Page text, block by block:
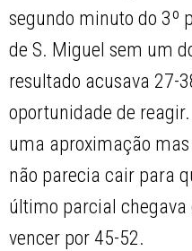
segundo minuto do 3º
de S. Miguel sem um
resultado acusava 27-
oportunidade de
uma aproximação
não parecia cair para
último parcial
vencer por 45-52.